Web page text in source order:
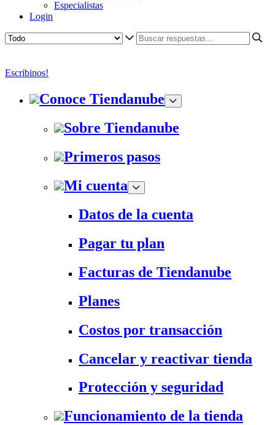
Especialistas
Login
Escribinos!
Conoce Tiendanube
Sobre Tiendanube
Primeros pasos
Mi cuenta
Datos de la cuenta
Pagar tu plan
Facturas de Tiendanube
Planes
Costos por transacción
Cancelar y reactivar tienda
Protección y seguridad
Funcionamiento de la tienda